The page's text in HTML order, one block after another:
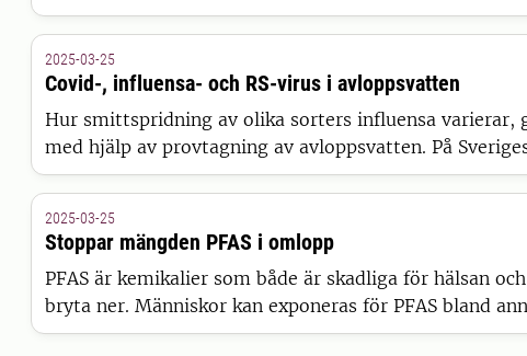
Nu vill vi istället ha fler våtmarker eftersom vi ser
kopplade till vår tids problem med klimatförändringar
minskande biologisk mångfald.
2025-03-25
Covid-, influensa- och RS-virus i avloppsvatten
Hur smittspridning av olika sorters influensa varierar,
med hjälp av provtagning av avloppsvatten. På
lantbruksuniversitet (SLU) arbetar flera personer med
Här har vi samlat vanliga frågor och svar gällande
avloppsanalyserna.
2025-03-25
Stoppar mängden PFAS i omlopp
PFAS är kemikalier som både är skadliga för hälsan
bryta ner. Människor kan exponeras för PFAS bland
dricker kranvatten. Vid SLU arbetare forskare för att